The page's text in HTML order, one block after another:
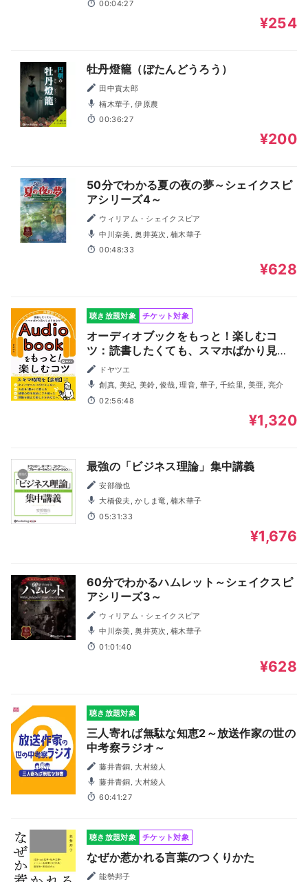
00:04:27
¥254
牡丹燈籠（ぼたんどうろう）
田中貢太郎
楠木華子, 伊原農
00:36:27
¥200
50分でわかる夏の夜の夢～シェイクスピ
アシリーズ4～
ウィリアム・シェイクスピア
中川奈美, 奥井英次, 楠木華子
00:48:33
¥628
聴き放題対象 チケット対象
オーディオブックをもっと！楽しむコ
ツ：読書したくても、スマホばかり見て
しまうあなたへ。スキマ時間が「余暇」
になる！タイパやコスパだけじゃない。
耳読書で人生を豊かに変える。
ドヤツエ
創真, 美紀, 美鈴, 俊哉, 理音, 華子, 千絵里, 美亜, 亮介
02:56:48
¥1,320
最強の「ビジネス理論」集中講義
安部徹也
大橋俊夫, かしま竜, 楠木華子
05:31:33
¥1,676
60分でわかるハムレット～シェイクスピ
アシリーズ3～
ウィリアム・シェイクスピア
中川奈美, 奥井英次, 楠木華子
01:01:40
¥628
聴き放題対象
三人寄れば無駄な知恵2～放送作家の世の
中考察ラジオ～
藤井青銅, 大村綾人
藤井青銅, 大村綾人
60:41:27
聴き放題対象 チケット対象
なぜか惹かれる言葉のつくりかた
能勢邦子